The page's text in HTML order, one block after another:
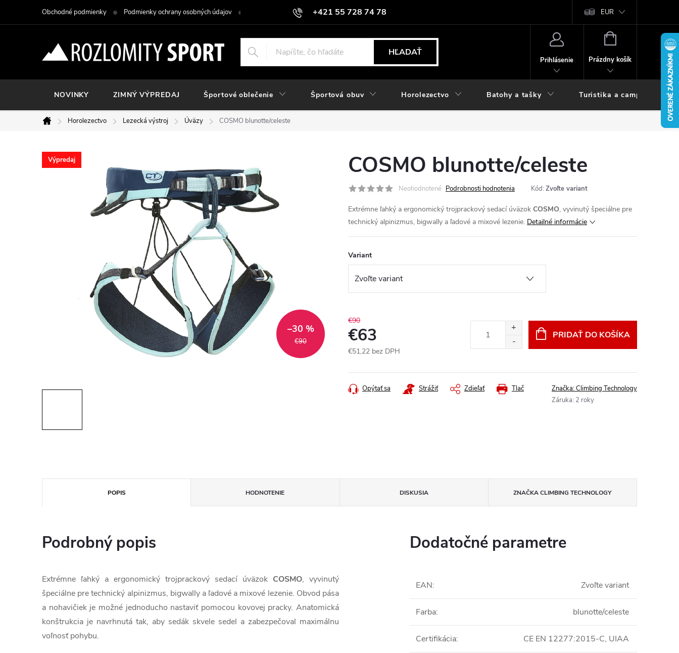
+421 55 728 74 78
objednavky@rozlomitysport.sk
Obchodné podmienky Podmienky ochrany osobných údajov Kontakt Hodnotenie obchodu EUR
HĽADAŤ
Prihlásenie
NÁKUPNÝ
Prázdny košík
NOVINKY ZIMNÝ VÝPREDAJ Športové oblečenie Športová obuv Horolezectvo Batohy a tašky Turistika a camping
Domov
Horolezectvo Lezecká výstroj Úväzy COSMO blunotte/celeste
Výpredaj
€90
–30 %
COSMO blunotte/celeste
Neohodnotené Podrobnosti hodnotenia Kód: Zvoľte variant
Extrémne ľahký a ergonomický trojprackový sedací úväzok COSMO, vyvinutý špeciálne pre
technický alpinizmus, bigwally a ľadové a mixové lezenie. Detailné informácie
Variant
€90
€63
€51,22 bez DPH
cena:
PRIDAŤ DO KOŠÍKA
Tlač
Opýtať sa Strážiť Zdieľať Značka:Climbing Technology
Záruka: 2 roky
POPIS HODNOTENIE DISKUSIA ZNAČKACLIMBING TECHNOLOGY
Podrobný popis
Extrémne ľahký a ergonomický trojprackový sedací úväzok COSMO, vyvinutý
špeciálne pre technický alpinizmus, bigwally a ľadové a mixové lezenie. Obvod pása
a nohavičiek je možné jednoducho nastaviť pomocou kovovej pracky. Anatomická
konštrukcia je navrhnutá tak, aby sedák skvele sedel a zabezpečoval maximálnu
voľnosť pohybu.
Dodatočné parametre
EAN: Zvoľte variant
Farba: blunotte/celeste
Certifikácia: CE EN 12277:2015-C, UIAA